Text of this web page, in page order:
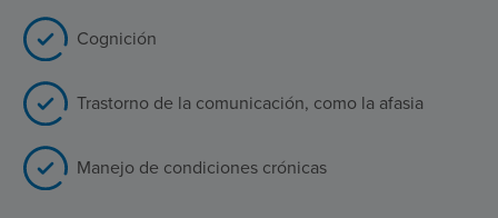
Cognición
Trastorno de la comunicación, como la afasia
Manejo de condiciones crónicas